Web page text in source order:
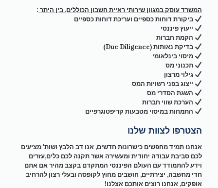
המשרד עוסק במגוון שירותי ראיית חשבון הכוללים, בין היתר :
ביקורת דוחות כספיים ועריכת דוחות כספיים
ייעוץ פיננסי
הקמת חברות
בדיקת נאותות (Due Diligence)
מיסוי בינלאומי
תכנוני מס
גילוי מרצון
ייצוג בפני רשויות המס
השגת הסדרי מס
הערכת שווי חברות
התמחות במיסוי מטבעות קריפטוגרפיים
הצטרפו לצוות שלנו
אנחנו תמיד מחפשים כישרונות חדשים, אנו דב הלבץ ושות' מציעים
לכם סביבת עבודה יחודית ומעשירה אשר תקנה לכם כלים,עזרים
וידע להתמודד עם העולם הפיננסי המתקדם בקצב מהיר אם אתם
חדי מחשבה, יצירתיים, חושבים מחוץ לקופסה ובעלי רצון להרחיב
אופקים, אנחנו רוצים אותכם אצלנו!